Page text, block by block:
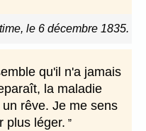
le 6 décembre 1835.
qu'il n'a jamais
la maladie
rêve. Je me sens
plus léger.